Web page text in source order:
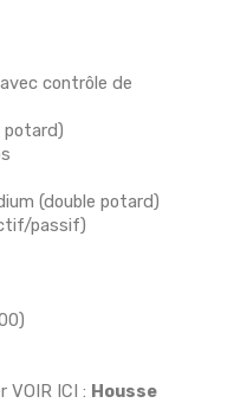
contrôle de
potard)
(double potard)
passif)
VOIR ICI : Housse